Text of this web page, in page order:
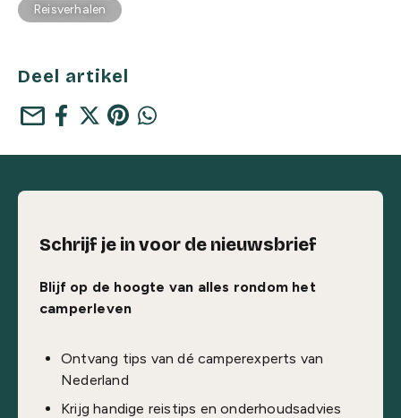
Reisverhalen
Deel artikel
mail
Schrijf je in voor de nieuwsbrief
Blijf op de hoogte van alles rondom het
camperleven
Ontvang tips van dé camperexperts van
Nederland
Krijg handige reistips en onderhoudsadvies